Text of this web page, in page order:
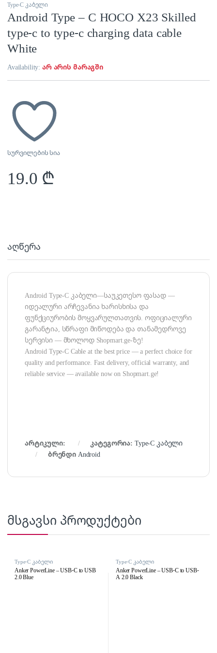
Type-C კაბელი
Android Type – C HOCO X23 Skilled
type-c to type-c charging data cable
White
Availability:არ არის მარაგში
სურვილების სია
19.0 ₾
აღწერა
Android Type-C კაბელი—საუკეთესო ფასად —
იდეალური არჩევანია ხარისხისა და
ფუნქციურობის მოყვარულთათვის. ოფიციალური
გარანტია, სწრაფი მიწოდება და თანამედროვე
სერვისი — მხოლოდ Shopmart.ge-ზე!
Android Type-C Cable at the best price — a perfect choice for
quality and performance. Fast delivery, official warranty, and
reliable service — available now on Shopmart.ge!
არტიკული: კატეგორია: Type-C კაბელი
ბრენდი Android
მსგავსი პროდუქტები
Type-C კაბელი
Anker PowerLine – USB-C to USB
2.0 Blue
Type-C კაბელი
Anker PowerLine – USB-C to USB-
A 2.0 Black